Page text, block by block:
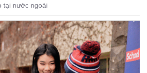
tại nước ngoài